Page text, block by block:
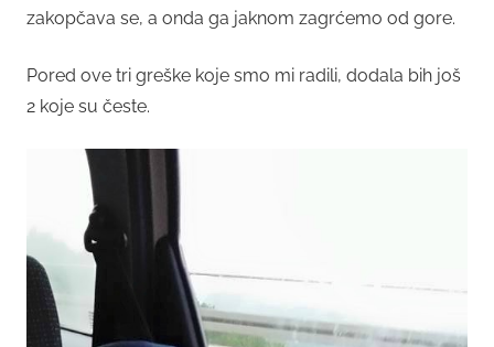
zakopčava se, a onda ga jaknom zagrćemo od gore.
Pored ove tri greške koje smo mi radili, dodala bih još
2 koje su česte.